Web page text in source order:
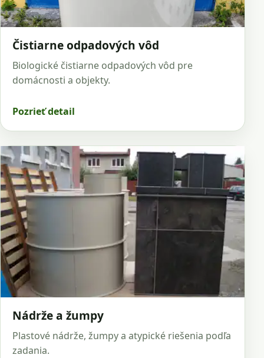
Čistiarne odpadových vôd
Biologické čistiarne odpadových vôd pre
domácnosti a objekty.
Pozrieť detail
Nádrže a žumpy
Plastové nádrže, žumpy a atypické riešenia podľa
zadania.